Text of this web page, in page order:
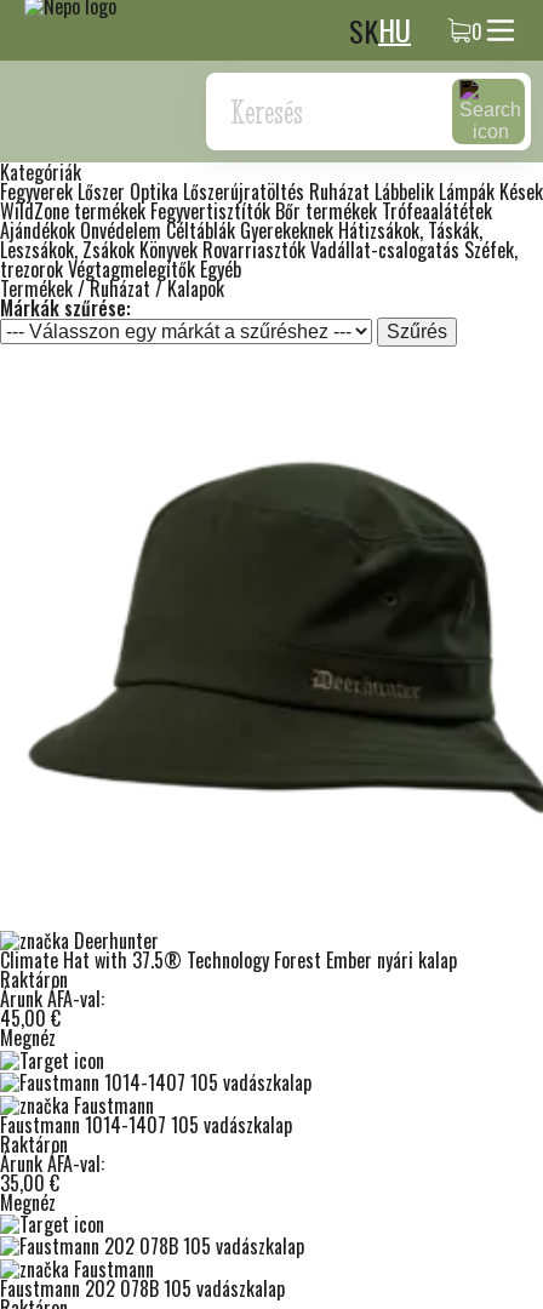
SKHU 0
Keresés
Kategóriák
Fegyverek Lőszer Optika Lőszerújratöltés Ruházat Lábbelik Lámpák Kések
WildZone termékek Fegyvertisztítók Bőr termékek Trófeaalátétek
Ajándékok Önvédelem Céltáblák Gyerekeknek Hátizsákok, Táskák,
Leszsákok, Zsákok Könyvek RovarriasztókVadállat-csalogatás Széfek,
trezorokVégtagmelegítők Egyéb
Termékek/ Ruházat / Kalapok
Márkák szűrése:
Szűrés
Climate Hat with 37.5® Technology Forest Ember nyári kalap
Raktáron
Árunk ÁFA-val:
45,00 €
Megnéz
Faustmann 1014-1407 105 vadászkalap
Raktáron
Árunk ÁFA-val:
35,00 €
Megnéz
Faustmann 202 078B 105 vadászkalap